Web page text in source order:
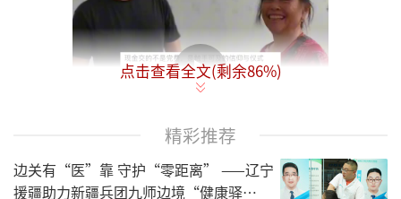
点击查看全文(剩余86%)
精彩推荐
边关有“医”靠 守护“零距离” ——辽宁
援疆助力新疆兵团九师边境“健康驿